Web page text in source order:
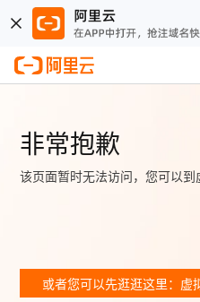
非常抱歉
该页面暂时无法访问，您可以
或者您可以先逛逛这里：虚